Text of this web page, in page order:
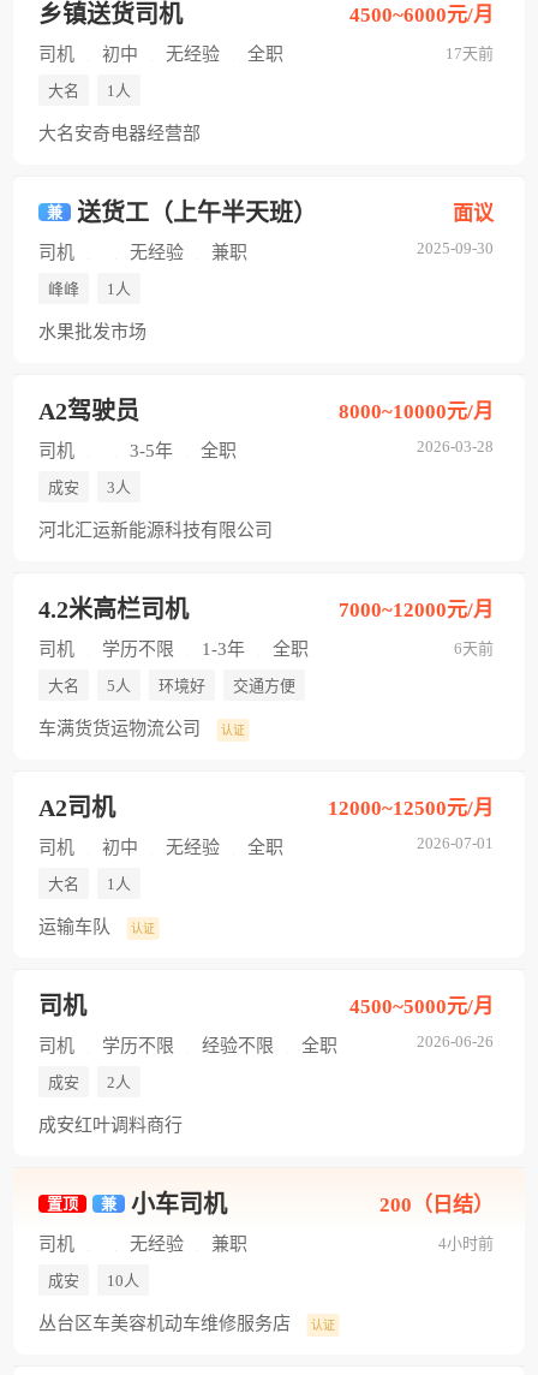
乡镇送货司机
17天前
4500~6000元/月
司机 初中 无经验 全职
大名 1人
大名安奇电器经营部
兼 送货工（上午半天班）
2025-09-30
面议
司机 无经验 兼职
峰峰 1人
水果批发市场
A2驾驶员
2026-03-28
8000~10000元/月
司机 3-5年 全职
成安 3人
河北汇运新能源科技有限公司
4.2米高栏司机
6天前
7000~12000元/月
司机 学历不限 1-3年 全职
大名 5人 环境好 交通方便
车满货货运物流公司 认证
A2司机
2026-07-01
12000~12500元/月
司机 初中 无经验 全职
大名 1人
运输车队 认证
司机
2026-06-26
4500~5000元/月
司机 学历不限 经验不限 全职
成安 2人
成安红叶调料商行
置顶 兼 小车司机
4小时前
200（日结）
司机 无经验 兼职
成安 10人
丛台区车美容机动车维修服务店 认证